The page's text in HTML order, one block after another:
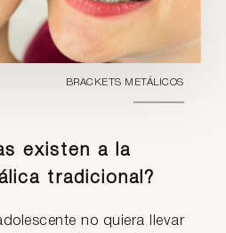
BRACKETS METÁLICOS
existen a la
tradicional?
no quiera llevar